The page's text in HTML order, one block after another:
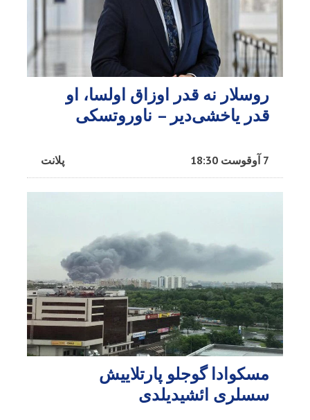
روسلار نه قدر اوزاق اولسا، او
قدر یاخشی‌دیر – ناوروتسکی
پلانت 7 آوقوست 18:30
مسکوادا گوجلو پارتلاییش
سسلری ائشیدیلدی